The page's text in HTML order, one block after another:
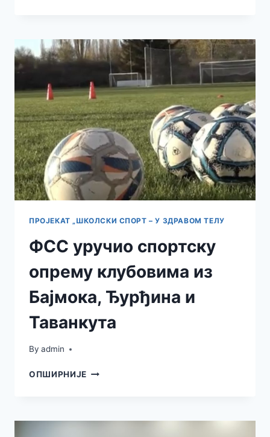
ИМА
ПРАВО
ДА
ОДРАСТА
ЗДРАВО“
ПРОЈЕКАТ „ШКОЛСКИ СПОРТ – У ЗДРАВОМ ТЕЛУ
ФСС уручио спортску
опрему клубовима из
Бајмока, Ђурђина и
Таванкута
By admin
ОПШИРНИЈЕ ФСС
КЛУБОВИМА